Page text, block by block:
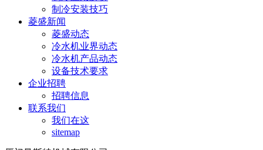
制冷安装技巧
菱盛新闻
菱盛动态
冷水机业界动态
冷水机产品动态
设备技术要求
企业招聘
招聘信息
联系我们
我们在这
sitemap